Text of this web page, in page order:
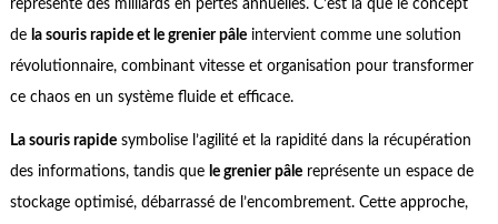
représente des milliards en pertes annuelles. C’est là que le concept
de la souris rapide et le grenier pâleintervient comme une solution
révolutionnaire, combinant vitesse et organisation pour transformer
ce chaos en un système fluide et efficace.
La souris rapidesymbolise l’agilité et la rapidité dans la récupération
des informations, tandis que le grenier pâlereprésente un espace de
stockage optimisé, débarrassé de l’encombrement. Cette approche,